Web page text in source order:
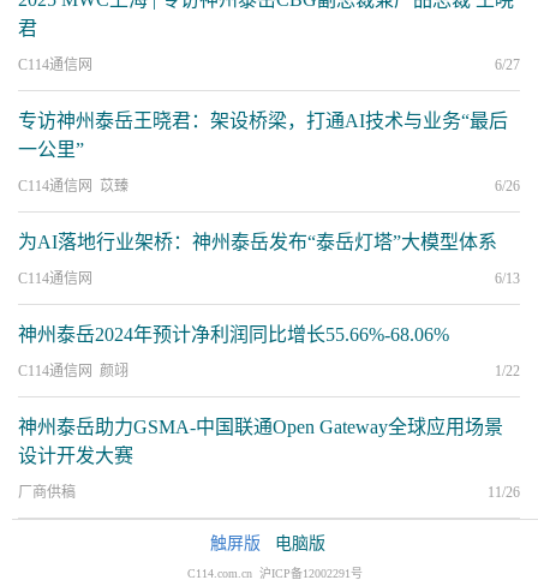
君
C114通信网 6/27
专访神州泰岳王晓君：架设桥梁，打通AI技术与业务“最后
一公里”
C114通信网 苡臻 6/26
为AI落地行业架桥：神州泰岳发布“泰岳灯塔”大模型体系
C114通信网 6/13
神州泰岳2024年预计净利润同比增长55.66%-68.06%
C114通信网 颜翊 1/22
神州泰岳助力GSMA-中国联通Open Gateway全球应用场景
设计开发大赛
厂商供稿 11/26
触屏版 电脑版
C114.com.cn 沪ICP备12002291号